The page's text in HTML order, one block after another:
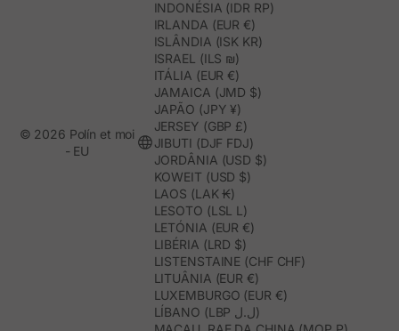
INDONÉSIA (IDR RP)
IRLANDA (EUR €)
ISLÂNDIA (ISK KR)
ISRAEL (ILS ₪)
ITÁLIA (EUR €)
JAMAICA (JMD $)
JAPÃO (JPY ¥)
JERSEY (GBP £)
JIBUTI (DJF FDJ)
JORDÂNIA (USD $)
KOWEIT (USD $)
LAOS (LAK ₭)
LESOTO (LSL L)
LETÓNIA (EUR €)
LIBÉRIA (LRD $)
LISTENSTAINE (CHF CHF)
LITUÂNIA (EUR €)
LUXEMBURGO (EUR €)
LÍBANO (LBP ل.ل)
© 2026 Polín et moi
- EU